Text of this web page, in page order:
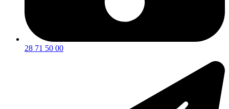
28 71 50 00